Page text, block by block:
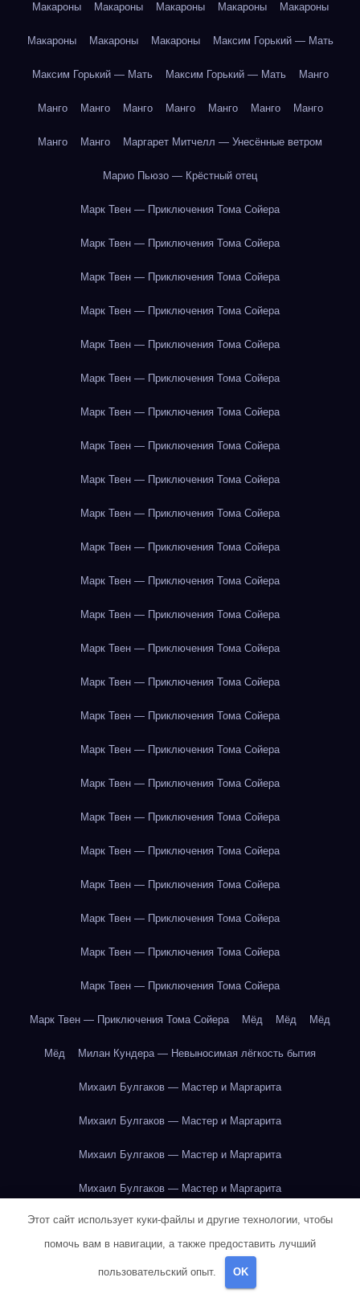
Макароны Макароны Макароны Макароны Макароны
Макароны Макароны Макароны Максим Горький — Мать
Максим Горький — Мать Максим Горький — Мать Манго
Манго Манго Манго Манго Манго Манго Манго
Манго Манго Маргарет Митчелл — Унесённые ветром
Марио Пьюзо — Крёстный отец
Марк Твен — Приключения Тома Сойера
Марк Твен — Приключения Тома Сойера
Марк Твен — Приключения Тома Сойера
Марк Твен — Приключения Тома Сойера
Марк Твен — Приключения Тома Сойера
Марк Твен — Приключения Тома Сойера
Марк Твен — Приключения Тома Сойера
Марк Твен — Приключения Тома Сойера
Марк Твен — Приключения Тома Сойера
Марк Твен — Приключения Тома Сойера
Марк Твен — Приключения Тома Сойера
Марк Твен — Приключения Тома Сойера
Марк Твен — Приключения Тома Сойера
Марк Твен — Приключения Тома Сойера
Марк Твен — Приключения Тома Сойера
Марк Твен — Приключения Тома Сойера
Марк Твен — Приключения Тома Сойера
Марк Твен — Приключения Тома Сойера
Марк Твен — Приключения Тома Сойера
Марк Твен — Приключения Тома Сойера
Марк Твен — Приключения Тома Сойера
Марк Твен — Приключения Тома Сойера
Марк Твен — Приключения Тома Сойера
Марк Твен — Приключения Тома Сойера
Марк Твен — Приключения Тома Сойера Мёд Мёд Мёд
Мёд Милан Кундера — Невыносимая лёгкость бытия
Михаил Булгаков — Мастер и Маргарита
Михаил Булгаков — Мастер и Маргарита
Михаил Булгаков — Мастер и Маргарита
Михаил Булгаков — Мастер и Маргарита
Михаил Булгаков — Мастер и Маргарита
Михаил Булгаков — Мастер и Маргарита
Михаил Булгаков — Мастер и Маргарита
Этот сайт использует куки-файлы и другие технологии, чтобы
помочь вам в навигации, а также предоставить лучший
пользовательский опыт. OK